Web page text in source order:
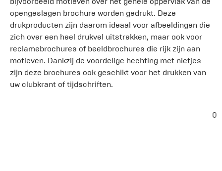
opengeslagen brochure worden gedrukt. Deze
drukproducten zijn daarom ideaal voor afbeeldingen die
zich over een heel drukvel uitstrekken, maar ook voor
reclamebrochures of beeldbrochures die rijk zijn aan
motieven. Dankzij de voordelige hechting met nietjes
zijn deze brochures ook geschikt voor het drukken van
uw clubkrant of tijdschriften.
0